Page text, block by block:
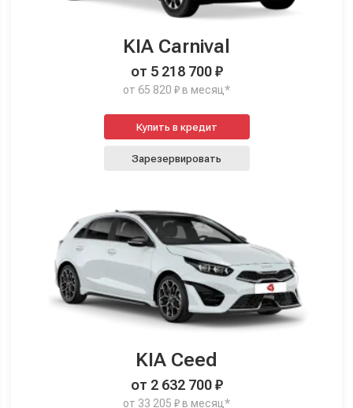
KIA Carnival
от 5 218 700 ₽
от 65 820 ₽ в месяц*
Купить в кредит
Зарезервировать
KIA Ceed
от 2 632 700 ₽
от 33 205 ₽ в месяц*